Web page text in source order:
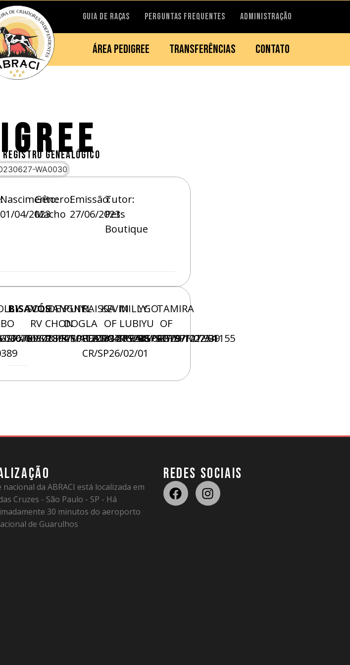
GUIA DE RAÇAS PERGUNTAS FREQUENTES ADMINISTRAÇÃO
ÁREA PEDIGREE TRANSFERÊNCIAS CONTATO
GENEALÓGICO
Nascimento:
01/04/2023
Gênero:
Macho
Emissão:
27/06/2023
Tutor:
Pets
Boutique
03076
06/00872
SPX/09/01894
BISAVÓS
SOLIDEY
RV
RI/S/DRP/10/122.837
HANGNEL
CHON
RG/S/SPEF/09/127.940
PUIY
DOG
CR/ACBT/04/09233
RAISSA
LA
PLATA
CR/SP26/02/01
KEVIN
OF
RG/SPF/08/01219
MILLY
LUBI
RG/S/SPEF/09/127.939
YGO
YU
RG/SPF/07/02254
TAMIRA
OF
RG/SPF/07/01155
nacional da ABRACI está localizada em
Cruzes - São Paulo - SP - Há
30 minutos do aeroporto
de Guarulhos
REDES SOCIAIS